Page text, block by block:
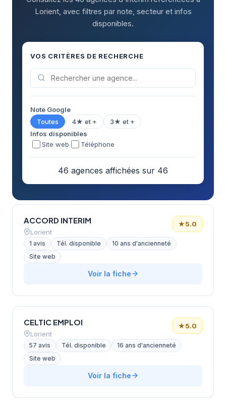
Lorient, avec filtres par note, secteur et infos
disponibles.
VOS CRITÈRES DE RECHERCHE
Note Google
Toutes
4★ et +
3★ et +
Infos disponibles
Site web
Téléphone
46 agences affichées sur 46
ACCORD INTERIM
Lorient
★5.0
1 avis Tél. disponible
10 ans d'ancienneté
Site web
Voir la fiche
CELTIC EMPLOI
Lorient
★5.0
57 avis Tél. disponible
16 ans d'ancienneté
Site web
Voir la fiche